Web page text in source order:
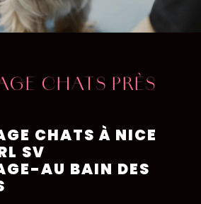
CHATS PRÈS
CHATS À NICE
SV
AU BAIN DES